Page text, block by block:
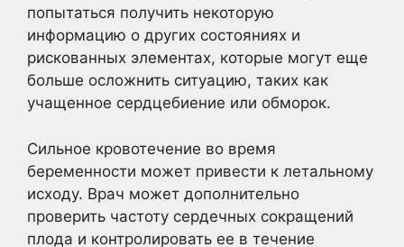
попытаться получить некоторую
информацию о других состояниях и
рискованных элементах, которые могут еще
больше осложнить ситуацию, таких как
учащенное сердцебиение или обморок.
Сильное кровотечение во время
беременности может привести к летальному
исходу. Врач может дополнительно
проверить частоту сердечных сокращений
плода и контролировать ее в течение